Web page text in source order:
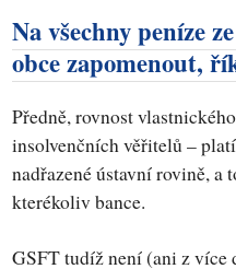
Na všechny peníze
obce zapomenout,
Předně, rovnost
insolvenčních věřitelů –
nadřazené ústavní rovině,
kterékoliv bance.
GSFT tudíž není (ani z více